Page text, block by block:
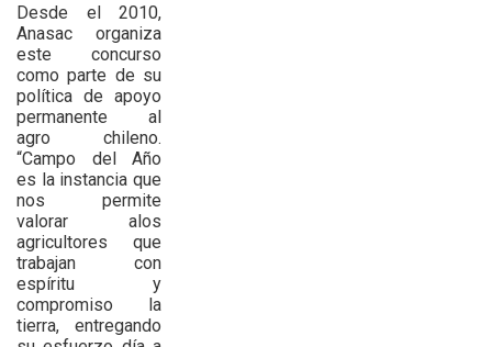
Desde el 2010,
Anasac organiza
este concurso
como parte de su
política de apoyo
permanente al
agro chileno.
“Campo del Año
es la instancia que
nos permite
valorar alos
agricultores que
trabajan con
espíritu y
compromiso la
tierra, entregando